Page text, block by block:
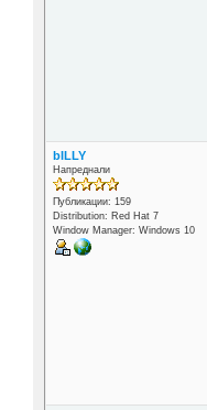
bILLY
Напреднали
Публикации: 159
Distribution: Red Hat 7
Window Manager: Windows 10